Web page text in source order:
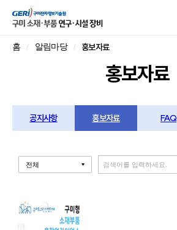
홈 알림마당 홍보자료
홍보자료
공지사항 홍보자료 FAQ